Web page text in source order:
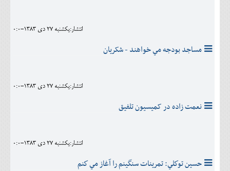
انتشار:يکشنبه 27 دی 1383-0:0
مساجد بودجه مي خواهند - شکريان
انتشار:يکشنبه 27 دی 1383-0:0
نعمت زاده در کمیسیون تلفيق
انتشار:يکشنبه 27 دی 1383-0:0
حسين توكلي: تمرينات سنگينم را آغاز مي كنم